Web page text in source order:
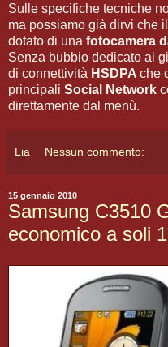
Sulle specifiche tecniche
ma possiamo già dirvi che
dotato di una fotocamera
Senza bubbio dedicato ai
di connettività HSDPA che
principali Social Network
direttamente dal menù.
Lia Nessun commento:
15 gennaio 2010
Samsung C3510
economico a soli